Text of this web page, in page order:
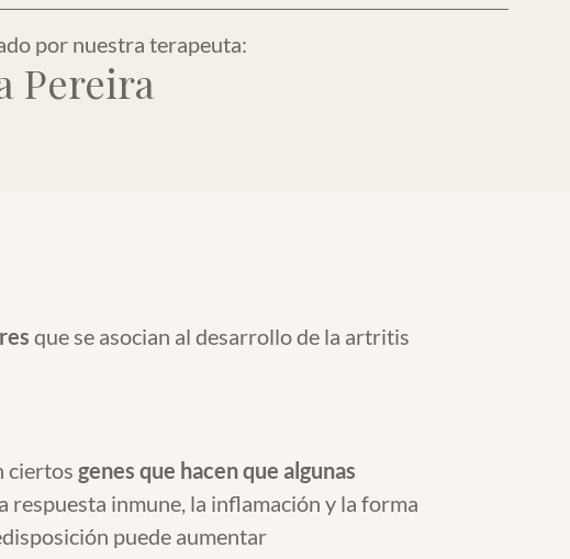
por nuestra terapeuta:
Pereira
que se asocian al desarrollo de la artritis
ciertos genes que hacen que algunas
respuesta inmune, la inflamación y la forma
puede aumentar